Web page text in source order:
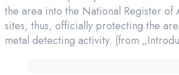
the area into the National Register of
sites, thus, officially protecting the
metal detecting activity. (from